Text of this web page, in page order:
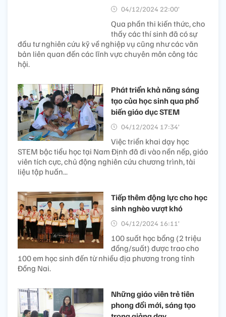
04/12/2024 22:00’
Qua phần thi kiến thức, cho
thấy các thí sinh đã có sự
đầu tư nghiên cứu kỹ về nghiệp vụ cũng như các văn
bản liên quan đến các lĩnh vực chuyên môn công tác
hội.
Phát triển khả năng sáng
tạo của học sinh qua phổ
biến giáo dục STEM
04/12/2024 17:34’
Việc triển khai dạy học
STEM bậc tiểu học tại Nam Định đã đi vào nền nếp, giáo
viên tích cực, chủ động nghiên cứu chương trình, tài
liệu tập huấn...
Tiếp thêm động lực cho học
sinh nghèo vượt khó
04/12/2024 16:11’
100 suất học bổng (2 triệu
đồng/suất) được trao cho
100 em học sinh đến từ nhiều địa phương trong tỉnh
Đồng Nai.
Những giáo viên trẻ tiên
phong đổi mới, sáng tạo